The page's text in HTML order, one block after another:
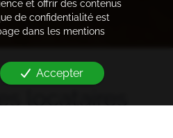
locataires
et offrir des contenus
de confidentialité est
dans les mentions
Accepter